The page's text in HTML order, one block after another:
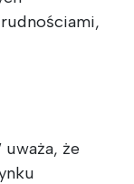
że